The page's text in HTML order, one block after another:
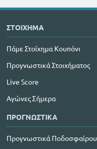
ΣΤΟΙΧΗΜΑ
Πάμε Στοίχημα Κουπόνι
Προγνωστικά Στοιχήματος
Live Score
Αγώνες Σήμερα
ΠΡΟΓΝΩΣΤΙΚΑ
Προγνωστικά Ποδοσφαίρου